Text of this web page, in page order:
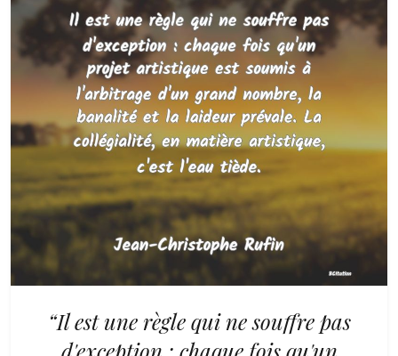
“Il est une règle qui ne souffre pas